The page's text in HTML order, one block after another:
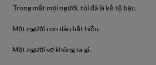
Trong mắt mọi người, tôi đã là kẻ tệ bạc.
Một người con dâu bất hiếu.
Một người vợ không ra gì.